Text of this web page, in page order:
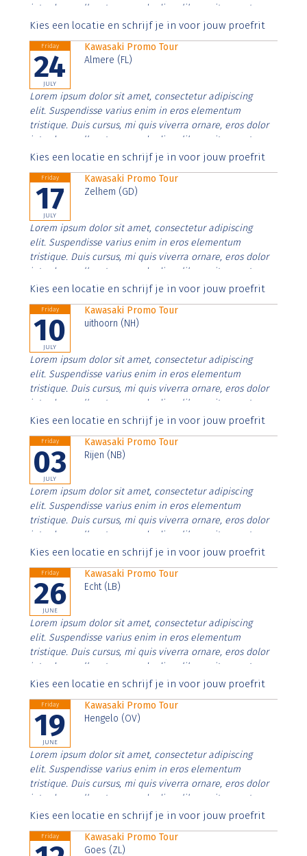
interdum nulla, ut commodo diam libero vitae erat.
Aenean faucibus nibh et justo cursus id rutrum lorem
Kies een locatie en schrijf je in voor jouw proefrit
Friday
24
JULY
Kawasaki Promo Tour
Almere (FL)
Lorem ipsum dolor sit amet, consectetur adipiscing
elit. Suspendisse varius enim in eros elementum
tristique. Duis cursus, mi quis viverra ornare, eros dolor
interdum nulla, ut commodo diam libero vitae erat.
Aenean faucibus nibh et justo cursus id rutrum lorem
Kies een locatie en schrijf je in voor jouw proefrit
Friday
17
JULY
Kawasaki Promo Tour
Zelhem (GD)
Lorem ipsum dolor sit amet, consectetur adipiscing
elit. Suspendisse varius enim in eros elementum
tristique. Duis cursus, mi quis viverra ornare, eros dolor
interdum nulla, ut commodo diam libero vitae erat.
Aenean faucibus nibh et justo cursus id rutrum lorem
Kies een locatie en schrijf je in voor jouw proefrit
Friday
10
JULY
Kawasaki Promo Tour
uithoorn (NH)
Lorem ipsum dolor sit amet, consectetur adipiscing
elit. Suspendisse varius enim in eros elementum
tristique. Duis cursus, mi quis viverra ornare, eros dolor
interdum nulla, ut commodo diam libero vitae erat.
Aenean faucibus nibh et justo cursus id rutrum lorem
Kies een locatie en schrijf je in voor jouw proefrit
Friday
03
JULY
Kawasaki Promo Tour
Rijen (NB)
Lorem ipsum dolor sit amet, consectetur adipiscing
elit. Suspendisse varius enim in eros elementum
tristique. Duis cursus, mi quis viverra ornare, eros dolor
interdum nulla, ut commodo diam libero vitae erat.
Aenean faucibus nibh et justo cursus id rutrum lorem
Kies een locatie en schrijf je in voor jouw proefrit
Friday
26
JUNE
Kawasaki Promo Tour
Echt (LB)
Lorem ipsum dolor sit amet, consectetur adipiscing
elit. Suspendisse varius enim in eros elementum
tristique. Duis cursus, mi quis viverra ornare, eros dolor
interdum nulla, ut commodo diam libero vitae erat.
Aenean faucibus nibh et justo cursus id rutrum lorem
Kies een locatie en schrijf je in voor jouw proefrit
Friday
19
JUNE
Kawasaki Promo Tour
Hengelo (OV)
Lorem ipsum dolor sit amet, consectetur adipiscing
elit. Suspendisse varius enim in eros elementum
tristique. Duis cursus, mi quis viverra ornare, eros dolor
interdum nulla, ut commodo diam libero vitae erat.
Aenean faucibus nibh et justo cursus id rutrum lorem
Kies een locatie en schrijf je in voor jouw proefrit
Friday
Kawasaki Promo Tour
Goes (ZL)